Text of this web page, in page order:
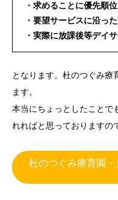
・求めることに優先順
・要望サービスに沿っ
・実際に放課後等デイ
となります。杜のつぐみ療
ます。
本当にちょっとしたことで
れればと思っておりますの
杜のつぐみ療育園